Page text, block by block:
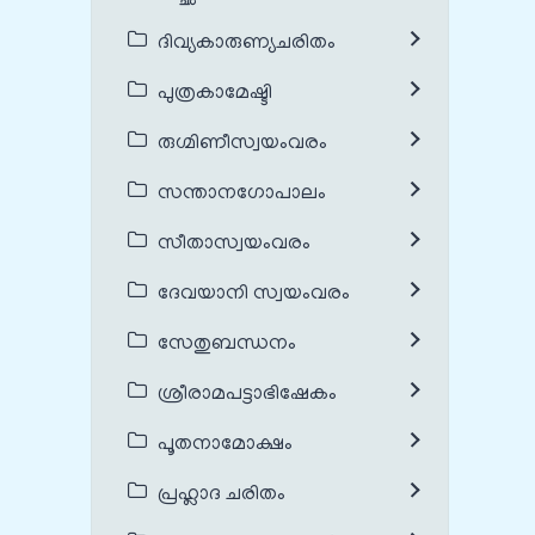
ദിവ്യകാരുണ്യചരിതം
പുത്രകാമേഷ്ടി
രുഗ്മിണീസ്വയംവരം
സന്താനഗോപാലം
സീതാസ്വയംവരം
ദേവയാനി സ്വയംവരം
സേതുബന്ധനം
ശ്രീരാമപട്ടാഭിഷേകം
പൂതനാമോക്ഷം
പ്രഹ്ലാദ ചരിതം